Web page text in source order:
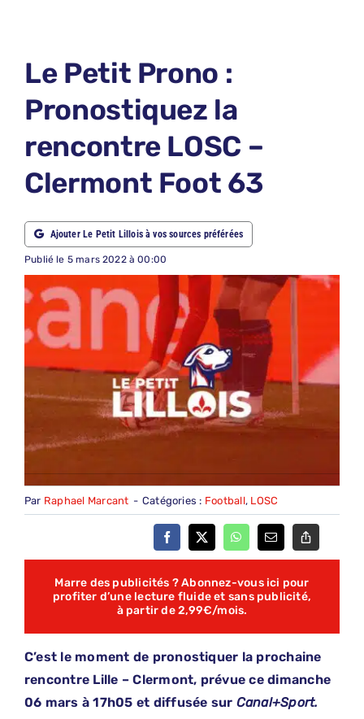
ABONNEMENTS
NOUS CONTACTER
NOUS SUIVRE
Rechercher:
Le Petit Prono :
Pronostiquez la
rencontre LOSC –
Clermont Foot 63
Ajouter Le Petit Lillois à vos sources préférées
Publié le 5 mars 2022 à 00:00
Par Raphael Marcant - Catégories : Football, LOSC
Marre des publicités ? Abonnez-vous ici pour
profiter d’une lecture fluide et sans publicité,
à partir de 2,99€/mois.
C’est le moment de pronostiquer la prochaine
rencontre Lille – Clermont, prévue ce dimanche
06 mars à 17h05 et diffusée sur Canal+Sport.